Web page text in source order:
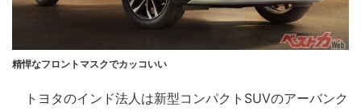
精悍なフロントマスクでカッコいい
トヨタのインド法人は新型コンパクトSUVのアーバンク